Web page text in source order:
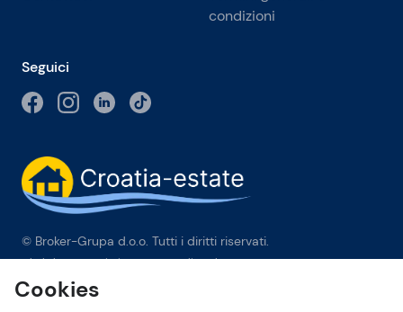
condizioni
Seguici
© Broker-Grupa d.o.o. Tutti i diritti riservati.
Obala kneza Branimira 1, 21000 Split-Phone: +385 98 384 007
Broker-grupa d.o.o. è membro esclusivo di Forbes Global
Cookies